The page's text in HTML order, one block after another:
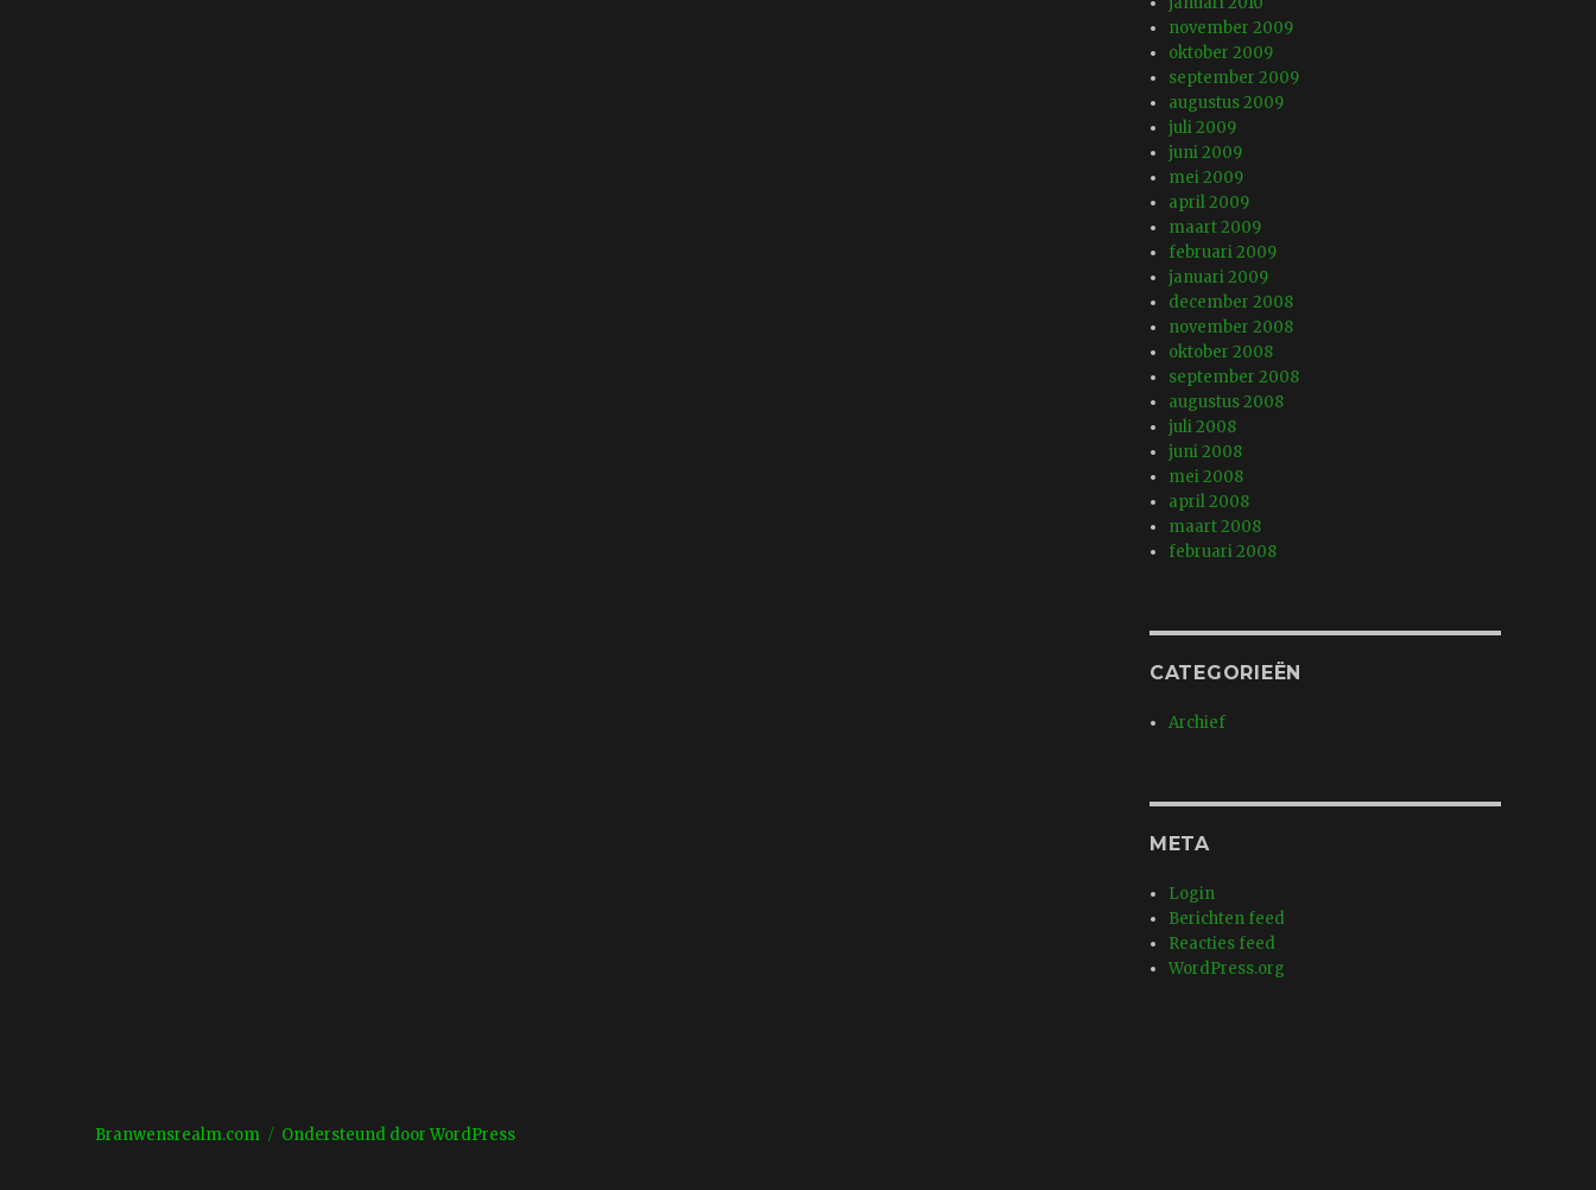
november 2009
oktober 2009
september 2009
augustus 2009
juli 2009
juni 2009
mei 2009
april 2009
maart 2009
februari 2009
januari 2009
december 2008
november 2008
oktober 2008
september 2008
augustus 2008
juli 2008
juni 2008
mei 2008
april 2008
maart 2008
februari 2008
CATEGORIEËN
Archief
META
Login
Berichten feed
Reacties feed
WordPress.org
Branwensrealm.com Ondersteund door WordPress